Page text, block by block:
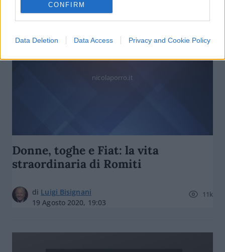
CONFIRM
Data Deletion Data Access Privacy and Cookie Policy
nicolaporro.it
Donne, toghe e Fiat: la vita
straordinaria di Romiti
di Luigi Bisignani
19 Agosto 2020, 19:03
11k